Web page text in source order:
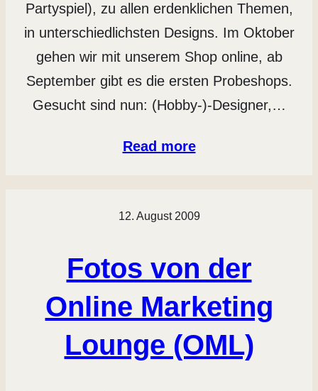
Partyspiel), zu allen erdenklichen Themen,
in unterschiedlichsten Designs. Im Oktober
gehen wir mit unserem Shop online, ab
September gibt es die ersten Probeshops.
Gesucht sind nun: (Hobby-)-Designer,…
Read more
12. August 2009
Fotos von der
Online Marketing
Lounge (OML)